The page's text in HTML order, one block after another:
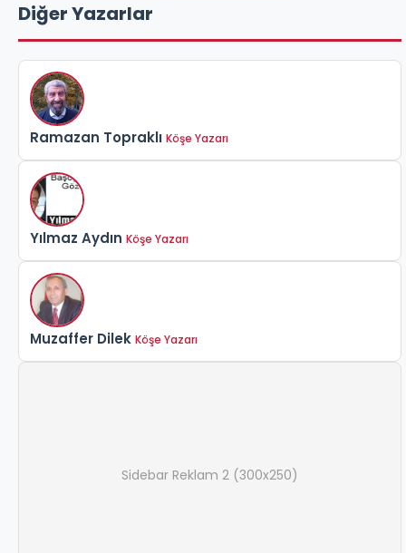
Diğer Yazarlar
Ramazan Topraklı Köşe Yazarı
Yılmaz Aydın Köşe Yazarı
Muzaffer Dilek Köşe Yazarı
Sidebar Reklam 2 (300x250)